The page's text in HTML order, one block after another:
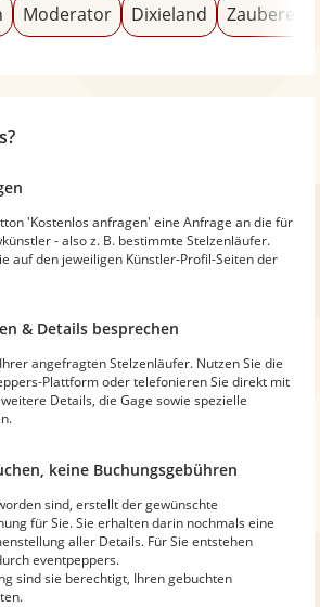
Moderator Dixieland Zauberer
'Kostenlos anfragen' eine Anfrage an die für
- also z. B. bestimmte Stelzenläufer.
auf den jeweiligen Künstler-Profil-Seiten der
& Details besprechen
angefragten Stelzenläufer. Nutzen Sie die
Plattform oder telefonieren Sie direkt mit
Details, die Gage sowie spezielle
keine Buchungsgebühren
sind, erstellt der gewünschte
für Sie. Sie erhalten darin nochmals eine
aller Details. Für Sie entstehen
eventpeppers.
sind sie berechtigt, Ihren gebuchten